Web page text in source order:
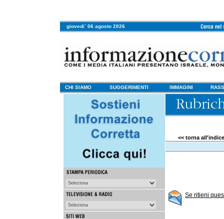
giovedi` 06 agosto 2026
CHI SIAMO SUGGERIMENTI IMMAGINI
<< torna
Se ritieni